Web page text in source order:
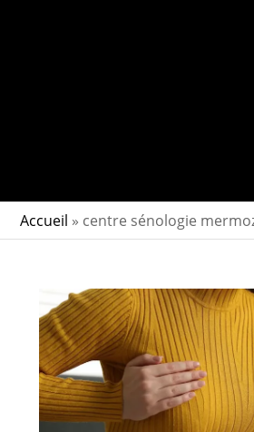
Accueil » centre sénologie